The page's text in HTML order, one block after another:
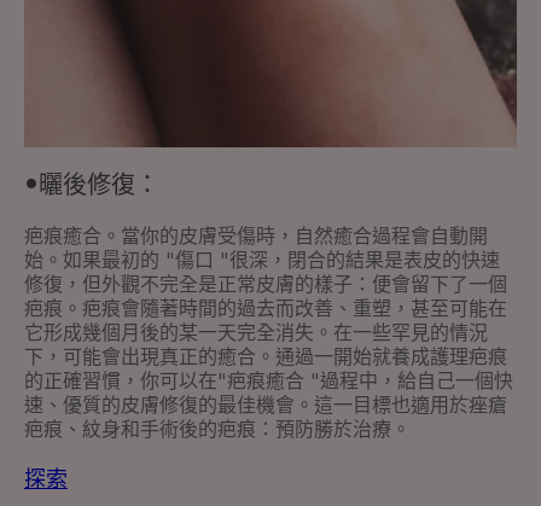
•曬後修復：
疤痕癒合。當你的皮膚受傷時，自然癒合過程會自動開
始。如果最初的 "傷口 "很深，閉合的結果是表皮的快速
修復，但外觀不完全是正常皮膚的樣子：便會留下了一個
疤痕。疤痕會隨著時間的過去而改善、重塑，甚至可能在
它形成幾個月後的某一天完全消失。在一些罕見的情況
下，可能會出現真正的癒合。通過一開始就養成護理疤痕
的正確習慣，你可以在"疤痕癒合 "過程中，給自己一個快
速、優質的皮膚修復的最佳機會。這一目標也適用於痤瘡
疤痕、紋身和手術後的疤痕：預防勝於治療。
探索